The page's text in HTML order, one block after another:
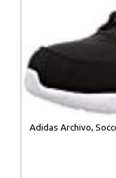
Adidas Archivo,